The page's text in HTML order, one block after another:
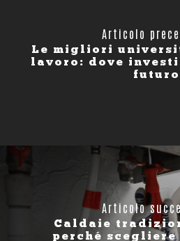
Articolo
Le migliori
lavoro: dove
futuro
Articolo
Caldaie
perché